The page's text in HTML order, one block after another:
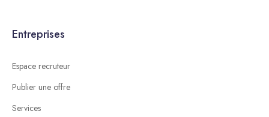
Entreprises
Espace recruteur
Publier une offre
Services